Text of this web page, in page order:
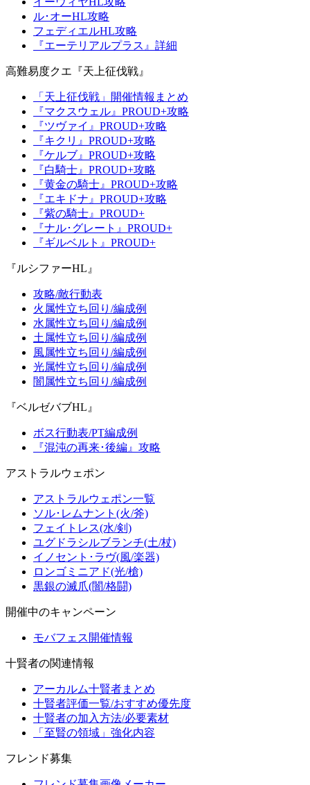
ル･オーHL攻略
フェディエルHL攻略
『エーテリアルプラス』詳細
高難易度クエ『天上征伐戦』
「天上征伐戦」開催情報まとめ
『マクスウェル』PROUD+攻略
『ツヴァイ』PROUD+攻略
『キクリ』PROUD+攻略
『ケルブ』PROUD+攻略
『白騎士』PROUD+攻略
『黄金の騎士』PROUD+攻略
『エキドナ』PROUD+攻略
『紫の騎士』PROUD+
『ナル･グレート』PROUD+
『ギルベルト』PROUD+
『ルシファーHL』
攻略/敵行動表
火属性立ち回り/編成例
水属性立ち回り/編成例
土属性立ち回り/編成例
風属性立ち回り/編成例
光属性立ち回り/編成例
闇属性立ち回り/編成例
『ベルゼバブHL』
ボス行動表/PT編成例
『混沌の再来･後編』攻略
アストラルウェポン
アストラルウェポン一覧
ソル･レムナント(火/斧)
フェイトレス(水/剣)
ユグドラシルブランチ(土/杖)
イノセント･ラヴ(風/楽器)
ロンゴミニアド(光/槍)
黒銀の滅爪(闇/格闘)
開催中のキャンペーン
モバフェス開催情報
十賢者の関連情報
アーカルム十賢者まとめ
十賢者評価一覧/おすすめ優先度
十賢者の加入方法/必要素材
「至賢の領域」強化内容
フレンド募集